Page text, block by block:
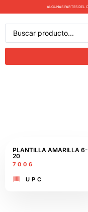
ALGUNAS PARTES DEL
PLANTILLA AMARILLA
20
7006
UPC